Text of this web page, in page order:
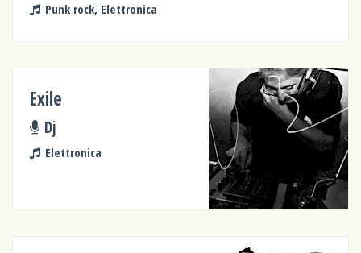
Punk rock, Elettronica
Exile
Dj
Elettronica